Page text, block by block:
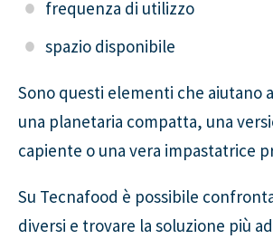
frequenza di utilizzo
spazio disponibile
Sono questi elementi che aiutano
una planetaria compatta, una
capiente o una vera impastatrice
Su Tecnafood è possibile
diversi e trovare la soluzione più